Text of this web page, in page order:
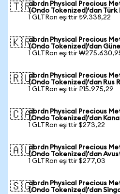
🇹🇷abrdn Physical Precious
(Ondo Tokenized)'dan Türk
1 GLTRon eşittir ₺9.338,22
🇰🇷abrdn Physical Precious
(Ondo Tokenized)'dan
1 GLTRon eşittir
🇷🇺abrdn Physical Precious
(Ondo Tokenized)'dan Rus
1 GLTRon eşittir ₽15.975,29
🇨🇦abrdn Physical Precious
(Ondo Tokenized)'dan
1 GLTRon eşittir $273,22
🇦🇺abrdn Physical Precious
(Ondo Tokenized)'dan
1 GLTRon eşittir $277,03
🇸🇬abrdn Physical Precious
(Ondo Tokenized)'dan